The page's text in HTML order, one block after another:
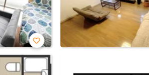
お気
に入